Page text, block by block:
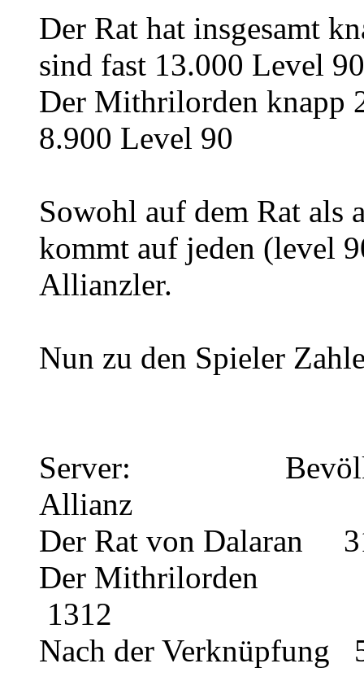
Der Rat hat insgesamt
sind fast 13.000 Level 90
Der Mithrilorden knapp
8.900 Level 90
Sowohl auf dem Rat als
kommt auf jeden (level
Allianzler.
Nun zu den Spieler
Server:
Allianz
Der Rat von
Der
1312
Nach der